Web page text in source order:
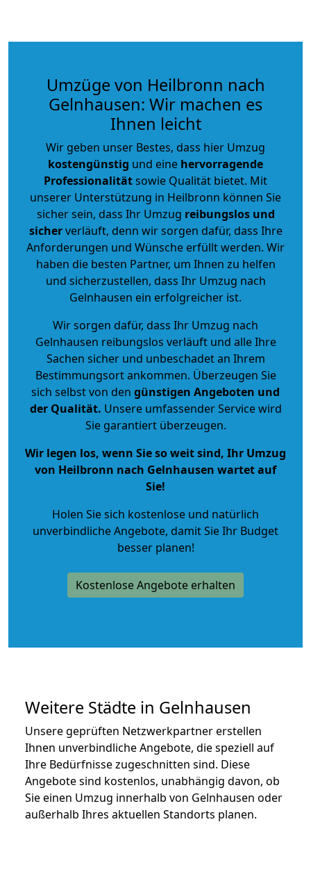
Umzüge von Heilbronn nach
Gelnhausen: Wir machen es
Ihnen leicht
Wir geben unser Bestes, dass hier Umzug
kostengünstig und eine hervorragende
Professionalitätsowie Qualität bietet. Mit
unserer Unterstützung in Heilbronn können Sie
sicher sein, dass Ihr Umzug reibungslos und
sicherverläuft, denn wir sorgen dafür, dass Ihre
Anforderungen und Wünsche erfüllt werden. Wir
haben die besten Partner, um Ihnen zu helfen
und sicherzustellen, dass Ihr Umzug nach
Gelnhausen ein erfolgreicher ist.
Wir sorgen dafür, dass Ihr Umzug nach
Gelnhausen reibungslos verläuft und alle Ihre
Sachen sicher und unbeschadet an Ihrem
Bestimmungsort ankommen. Überzeugen Sie
sich selbst von den günstigen Angeboten und
der Qualität. Unsere umfassender Service wird
Sie garantiert überzeugen.
Wir legen los, wenn Sie so weit sind, Ihr Umzug
von Heilbronn nach Gelnhausen wartet auf
Sie!
Holen Sie sich kostenlose und natürlich
unverbindliche Angebote, damit Sie Ihr Budget
besser planen!
Kostenlose Angebote erhalten
Weitere Städte in Gelnhausen
Unsere geprüften Netzwerkpartner erstellen
Ihnen unverbindliche Angebote, die speziell auf
Ihre Bedürfnisse zugeschnitten sind. Diese
Angebote sind kostenlos, unabhängig davon, ob
Sie einen Umzug innerhalb von Gelnhausen oder
außerhalb Ihres aktuellen Standorts planen.